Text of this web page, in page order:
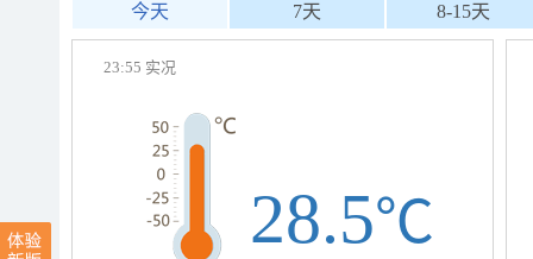
今天 7天 8-15天
23:55 实况
28.5℃